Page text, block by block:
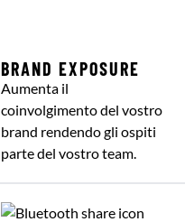
BRAND EXPOSURE
Aumenta il
coinvolgimento del vostro
brand rendendo gli ospiti
parte del vostro team.